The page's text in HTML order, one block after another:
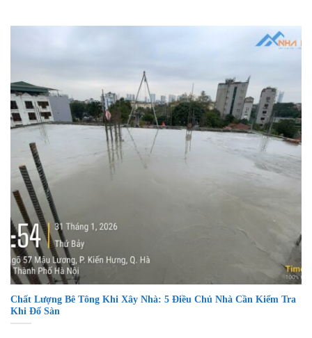
Chất Lượng Bê Tông Khi Xây Nhà: 5 Điều Chủ Nhà Cần Kiểm Tra
Khi Đổ Sàn